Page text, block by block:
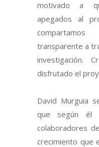
motivado a
apegados al
transparente a
investigación.
disfrutado el
David Murguia
que según
colaboradores
crecimiento que